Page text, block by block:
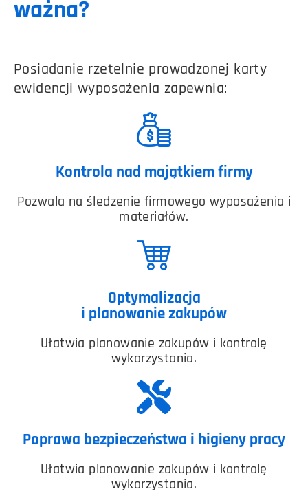
ważna?
Posiadanie rzetelnie prowadzonej karty
ewidencji wyposażenia zapewnia:
Kontrola nad majątkiem firmy
Pozwala na śledzenie firmowego wyposażenia i
materiałów.
Optymalizacja
i planowanie zakupów
Ułatwia planowanie zakupów i kontrolę
wykorzystania.
Poprawa bezpieczeństwa i higieny pracy
Ułatwia planowanie zakupów i kontrolę
wykorzystania.